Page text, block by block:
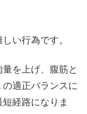
い行為です。
を上げ、腹筋と
適正バランスに
経路になりま